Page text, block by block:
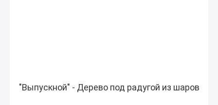
"Выпускной" - Дерево под радугой из шаров